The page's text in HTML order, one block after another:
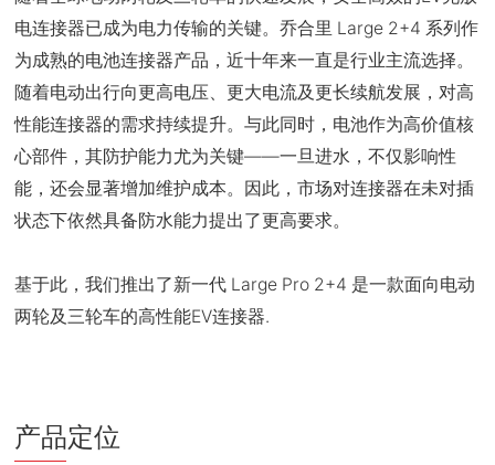
电连接器已成为电力传输的关键。乔合里 Large 2+4 系列作
为成熟的电池连接器产品，近十年来一直是行业主流选择。
随着电动出行向更高电压、更大电流及更长续航发展，对高
性能连接器的需求持续提升。与此同时，电池作为高价值核
心部件，其防护能力尤为关键——一旦进水，不仅影响性
能，还会显著增加维护成本。因此，市场对连接器在未对插
状态下依然具备防水能力提出了更高要求。
基于此，我们推出了新一代 Large Pro 2+4 是一款面向电动
两轮及三轮车的高性能EV连接器.
产品定位